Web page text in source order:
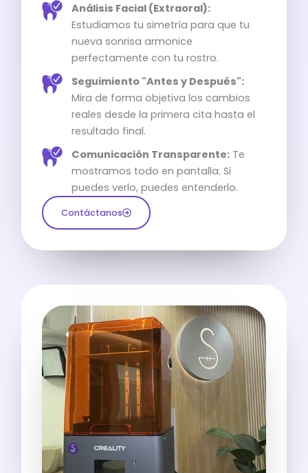
Análisis Facial (Extraoral):
Estudiamos tu simetría para que tu
nueva sonrisa armonice
perfectamente con tu rostro.
Seguimiento "Antes y Después":
Mira de forma objetiva los cambios
reales desde la primera cita hasta el
resultado final.
Comunicación Transparente:Te
mostramos todo en pantalla. Si
puedes verlo, puedes entenderlo.
Contáctanos